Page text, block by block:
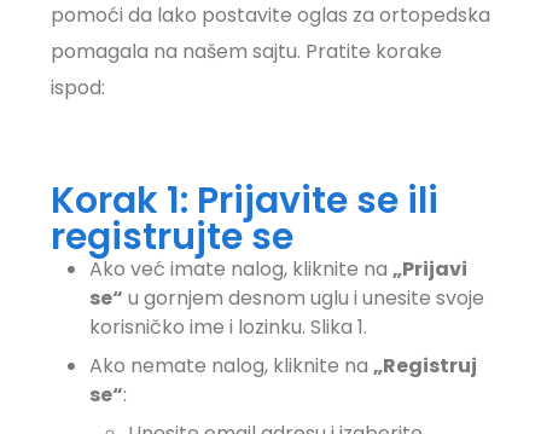
pomoći da lako postavite oglas za ortopedska
pomagala na našem sajtu. Pratite korake
ispod:
Korak 1: Prijavite se ili
registrujte se
Ako već imate nalog, kliknite na „Prijavi
se“ u gornjem desnom uglu i unesite svoje
korisničko ime i lozinku. Slika 1.
Ako nemate nalog, kliknite na „Registruj
se“: